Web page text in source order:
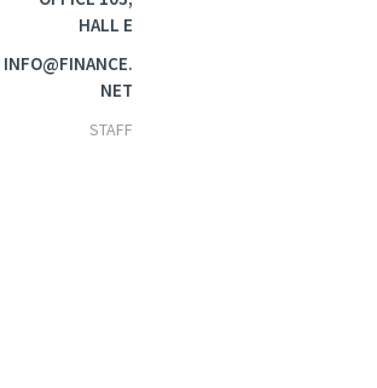
HALL E
INFO@FINANCE.
NET
STAFF